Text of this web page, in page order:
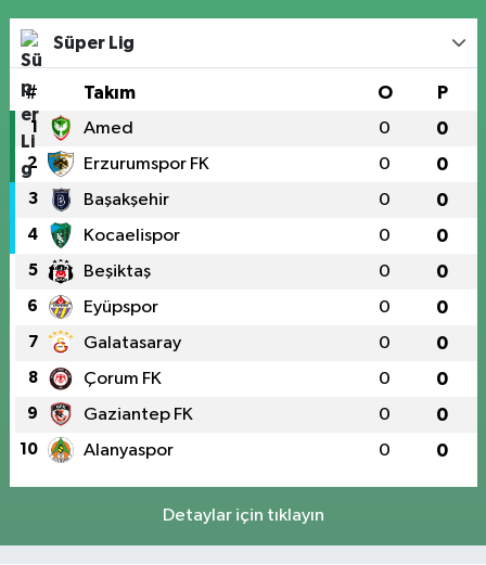
Süper Lig
# Takım O P
1 Amed 0 0
2 Erzurumspor FK 0 0
3 Başakşehir 0 0
4 Kocaelispor 0 0
5 Beşiktaş 0 0
6 Eyüpspor 0 0
7 Galatasaray 0 0
8 Çorum FK 0 0
9 Gaziantep FK 0 0
10 Alanyaspor 0 0
Detaylar için tıklayın